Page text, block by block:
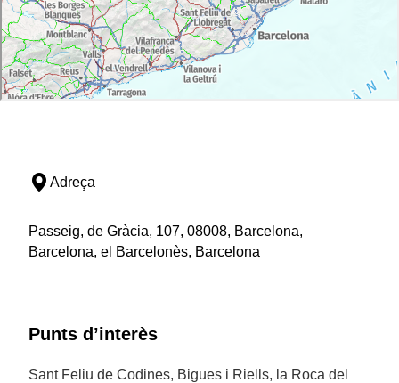
Adreça
Passeig, de Gràcia, 107, 08008, Barcelona,
Barcelona, el Barcelonès, Barcelona
Punts d’interès
Sant Feliu de Codines, Bigues i Riells, la Roca del